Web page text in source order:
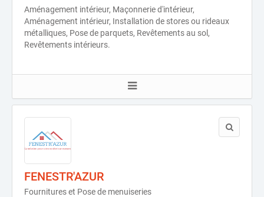
Aménagement intérieur, Maçonnerie d'intérieur,
Aménagement intérieur, Installation de stores ou rideaux
métalliques, Pose de parquets, Revêtements au sol,
Revêtements intérieurs.
FENESTR'AZUR
Fournitures et Pose de menuiseries